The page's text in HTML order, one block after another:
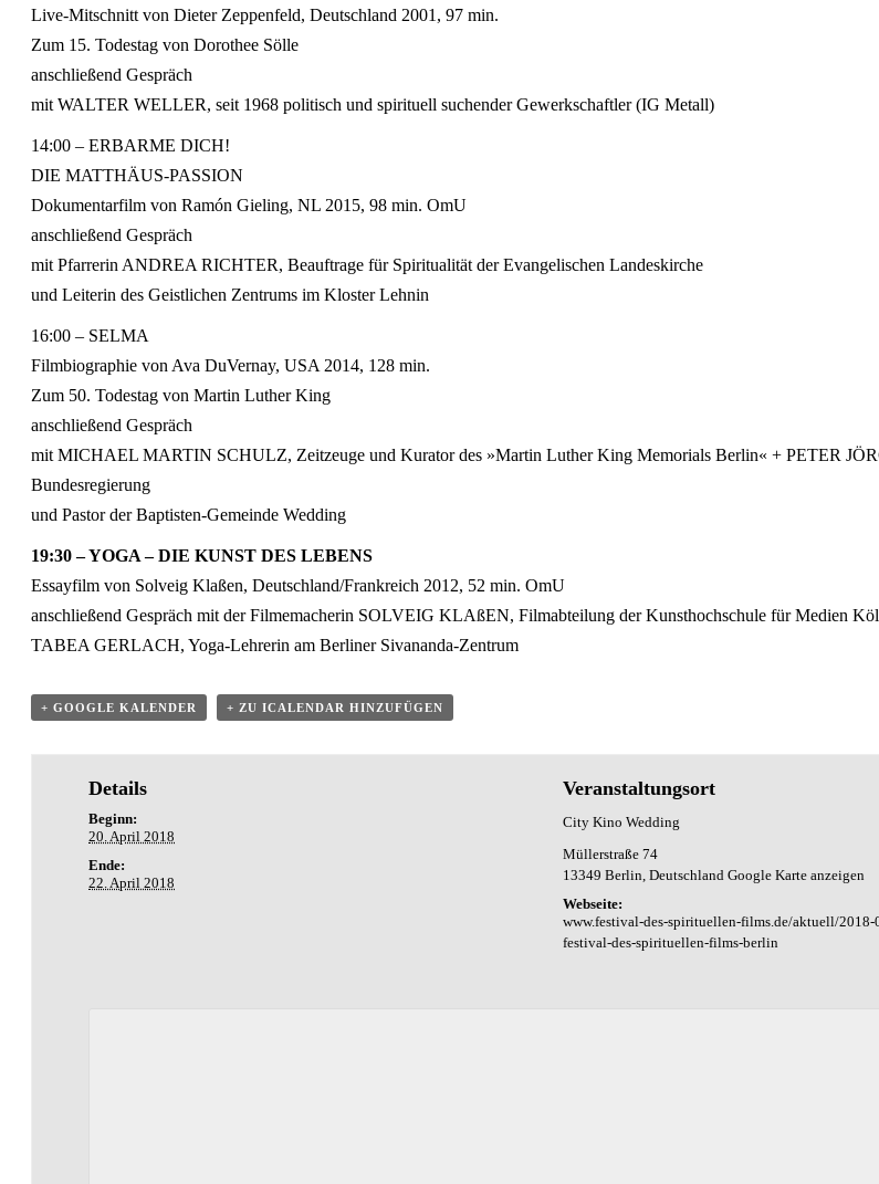
Live-Mitschnitt von Dieter Zeppenfeld, Deutschland 2001, 97 min.
Zum 15. Todestag von Dorothee Sölle
anschließend Gespräch
mit WALTER WELLER, seit 1968 politisch und spirituell suchender Gewerkschaftler (IG Metall)
14:00 – ERBARME DICH!
DIE MATTHÄUS-PASSION
Dokumentarfilm von Ramón Gieling, NL 2015, 98 min. OmU
anschließend Gespräch
mit Pfarrerin ANDREA RICHTER, Beauftrage für Spiritualität der Evangelischen Landeskirche
und Leiterin des Geistlichen Zentrums im Kloster Lehnin
16:00 – SELMA
Filmbiographie von Ava DuVernay, USA 2014, 128 min.
Zum 50. Todestag von Martin Luther King
anschließend Gespräch
mit MICHAEL MARTIN SCHULZ, Zeitzeuge und Kurator des »Martin Luther King Memorials Berlin« + PETER
Bundesregierung
und Pastor der Baptisten-Gemeinde Wedding
19:30 – YOGA – DIE KUNST DES LEBENS
Essayfilm von Solveig Klaßen, Deutschland/Frankreich 2012, 52 min. OmU
anschließend Gespräch mit der Filmemacherin SOLVEIG KLAßEN, Filmabteilung der Kunsthochschule für Medien
TABEA GERLACH, Yoga-Lehrerin am Berliner Sivananda-Zentrum
+ GOOGLE KALENDER + ZU ICALENDAR HINZUFÜGEN
Details
Beginn:
20. April 2018
Ende:
22. April 2018
Veranstaltungsort
City Kino Wedding
Müllerstraße 74
13349 Berlin Deutschland Google Karte anzeigen
Webseite:
www.festival-des-spirituellen-films.de/aktuell/2018-
festival-des-spirituellen-films-berlin